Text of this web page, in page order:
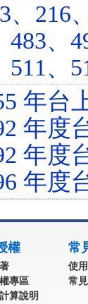
、216
483、
511、
年台
年度
年度
年度
權
專區
算說明
常
使
常